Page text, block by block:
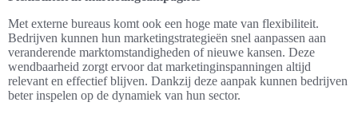
Met externe bureaus komt ook een hoge mate van flexibiliteit.
Bedrijven kunnen hun marketingstrategieën snel aanpassen aan
veranderende marktomstandigheden of nieuwe kansen. Deze
wendbaarheid zorgt ervoor dat marketinginspanningen altijd
relevant en effectief blijven. Dankzij deze aanpak kunnen bedrijven
beter inspelen op de dynamiek van hun sector.